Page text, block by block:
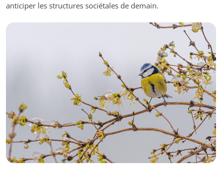
anticiper les structures sociétales de demain.